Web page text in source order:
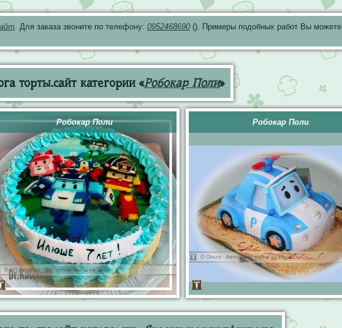
. Для заказа звоните по телефону: 0952468690 (). Примеры подобных работ Вы можете
торты.сайт категории «Робокар Поли»
Робокар Поли Робокар Поли